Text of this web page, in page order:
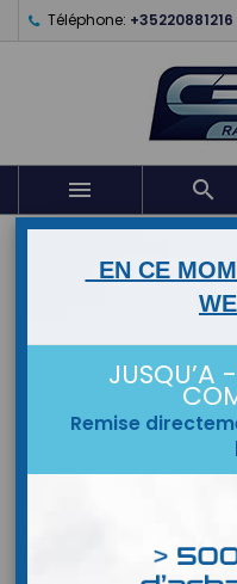
Téléphone: +35220881216
 
EN CE
JUSQU’A
Remise